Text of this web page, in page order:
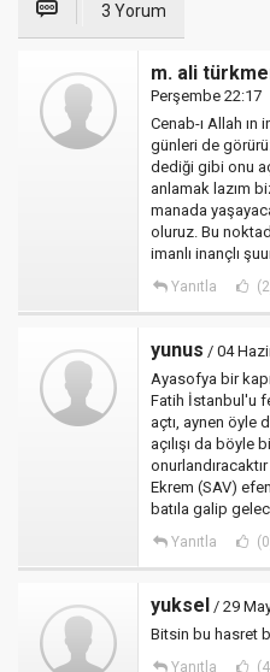
3 Yorum
m. ali
Perşembe 22:17
Cenab-ı Allah ın
günleri de
dediği gibi onu
anlamak lazım
manada
oluruz. Bu
imanlı inançlı
Yanıtla
yunus / 04
Ayasofya bir
Fatih İstanbul'u
açtı, aynen öyle
açılışı da böyle
Ekrem (SAV)
batıla galip
Yanıtla
yuksel / 29
Bitsin bu hasret
Yanıtla